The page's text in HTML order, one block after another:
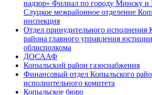
надзор» Филиал по городу Минску и
Слуцкое межрайонное отделение
инспекция
Отдел принудительного исполнения
района главного управления
облисполкома
ДОСААФ
Копыльский район газоснабжения
Финансовый отдел Копыльского
исполнительного комитета
Копыльское бюро